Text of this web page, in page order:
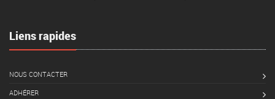
Liens rapides
NOUS CONTACTER
ADHÉRER